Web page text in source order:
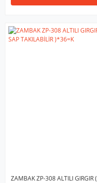
ZAMBAK ZP-308 ALTILI GIRGIR (